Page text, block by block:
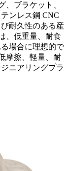
、ブラケット、
テンレス鋼 CNC
耐久性のある産
、低重量、耐食
場合に理想的で
摩擦、軽量、耐
ニアリングプラ